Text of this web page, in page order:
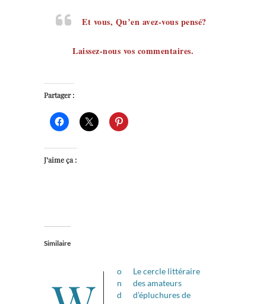
Et vous, Qu’en avez-vous pensé?
Laissez-nous vos commentaires.
Partager :
J’aime ça :
Similaire
o
n
d
Le cercle littéraire
des amateurs
d’épluchures de